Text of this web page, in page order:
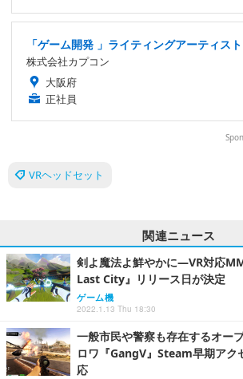
「ゲーム開発 」ライティングアーティスト
株式会社カプコン
大阪府
正社員
VRヘッドセット
関連ニュース
剣よ魔法よ鮮やかに―VR対応
Last City』リリース日が決定
ゲーム機
2022.1.13 Thu 18:30
一般市民や警察も存在するオー
ロワ『GangV』Steam早期アク
応